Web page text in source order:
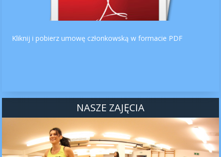
Kliknij i pobierz umowę członkowską w formacie PDF
NASZE ZAJĘCIA